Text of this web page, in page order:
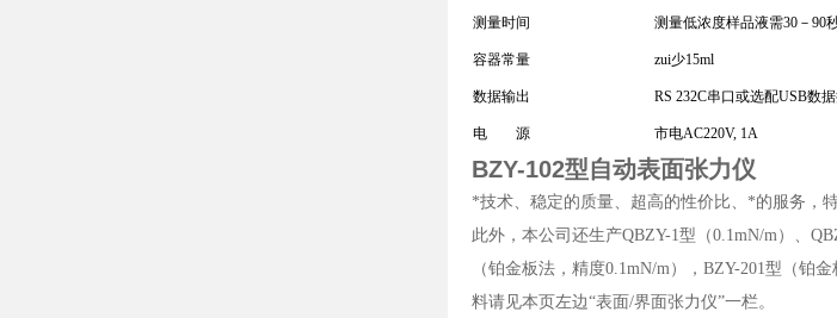
测量时间 测量低浓度样品液需30－90
容器常量 zui少15ml
数据输出 RS 232C串口或选配USB数
电 源 市电AC220V, 1A
BZY-102型自动表面张力仪
*技术、稳定的质量、超高的性价比、*的服务，
此外，本公司还生产QBZY-1型（0.1mN/m）、
（铂金板法，精度0.1mN/m），BZY-201型（铂
料请见本页左边“表面/界面张力仪”一栏。